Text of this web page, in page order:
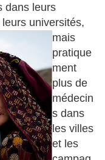
dans leurs
universités,
mais
pratique
ment
plus de
médecin
s dans
les villes
et les